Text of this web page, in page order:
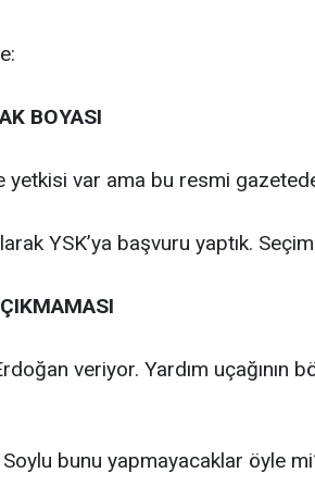
BOYASI
yetkisi var ama bu resmi
YSK’ya başvuru yaptık.
veriyor. Yardım uçağının
bunu yapmayacaklar öyle